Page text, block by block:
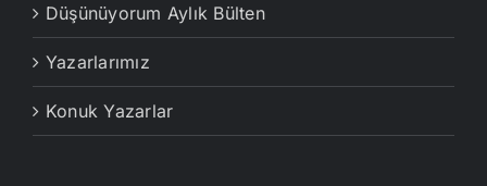
Düşünüyorum Aylık Bülten
Yazarlarımız
Konuk Yazarlar